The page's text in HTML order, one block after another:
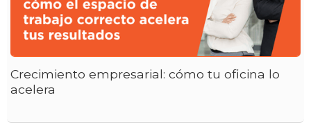
Crecimiento empresarial: cómo tu oficina lo
acelera